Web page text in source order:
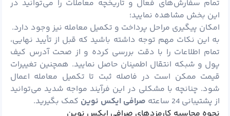
تمام سفارش‌های فعال و تاریخچه معاملات را می‌توانید در
این بخش مشاهده نمایید؛
امکان پیگیری مراحل پرداخت و تکمیل معامله نیز وجود دارد.
به این نکات مهم توجه داشته باشید که قبل از تأیید نهایی،
تمام اطلاعات را با دقت بررسی کرده و از صحت آدرس کیف
پول و شبکه انتقال اطمینان حاصل نمایید. همچنین تغییرات
قیمت ممکن است در فاصله ثبت تا تکمیل معامله اعمال
شود. چنانچه با مشکلی در این فرآیند مواجه شدید می‌توانید
از پشتیبانی 24 ساعته
صرافی ایکس نوین کمک بگیرید.